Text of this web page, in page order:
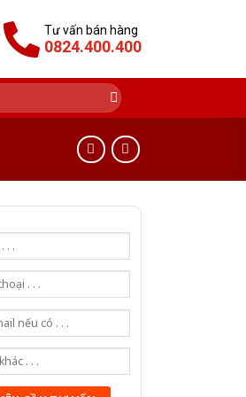
Tư vấn bán hàng
0824.400.400